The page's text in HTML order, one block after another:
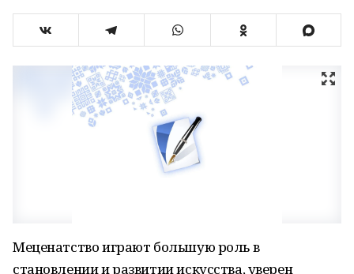
Меценатство играют большую роль в
становлении и развитии искусства, уверен